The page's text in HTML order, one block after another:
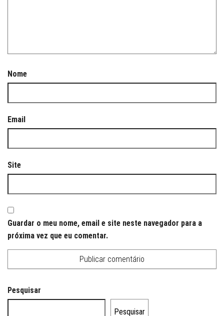
Nome
Email
Site
Guardar o meu nome, email e site neste navegador para a
próxima vez que eu comentar.
Pesquisar
Pesquisar